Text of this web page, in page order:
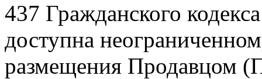
437 Гражданского
доступна
размещения Продавцом